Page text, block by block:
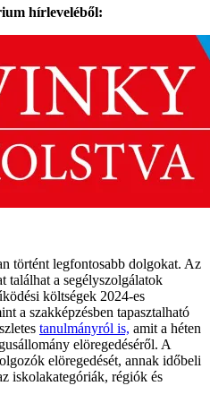
hírleveléből:
történt legfontosabb dolgokat. Az
találhat a segélyszolgálatok
költségek 2024-es
a szakképzésben tapasztalható
tanulmányról is, amit a héten
elöregedéséről. A
elöregedését, annak időbeli
iskolakategóriák, régiók és